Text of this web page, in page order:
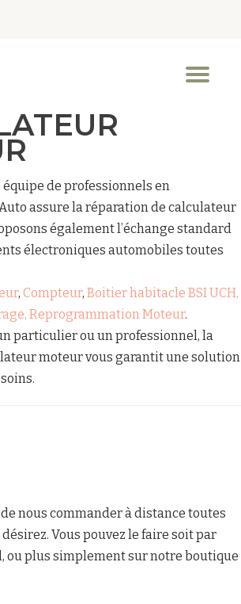
équipe de professionnels en
assure la réparation de calculateur
également l’échange standard
électroniques automobiles toutes
, Compteur, Boitier habitacle BSI UCH,
Reprogrammation Moteur.
particulier ou un professionnel, la
moteur vous garantit une solution
nous commander à distance toutes
Vous pouvez le faire soit par
ou plus simplement sur notre boutique